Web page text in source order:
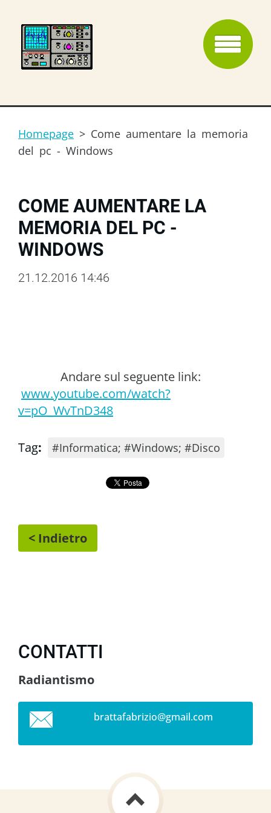
Homepage > Come aumentare la memoria
del pc - Windows
COME AUMENTARE LA
MEMORIA DEL PC -
WINDOWS
21.12.2016 14:46
Andare sul seguente link:
www.youtube.com/watch?
v=pO_WvTnD348
Tag: #Informatica; #Windows; #Disco
< Indietro
CONTATTI
Radiantismo
brattafabrizio@gmail.com